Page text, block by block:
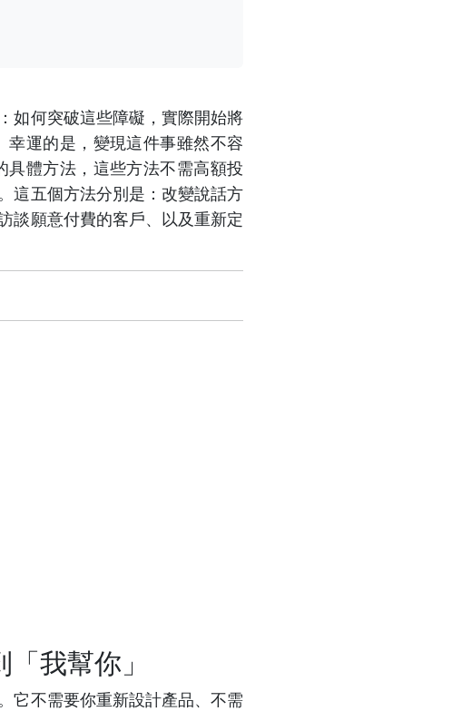
如何突破這些障礙，實際開始將
運的是，變現這件事雖然不容
體方法，這些方法不需高額投
這五個方法分別是：改變說話方
談願意付費的客戶、以及重新定
我幫你」
它不需要你重新設計產品、不需